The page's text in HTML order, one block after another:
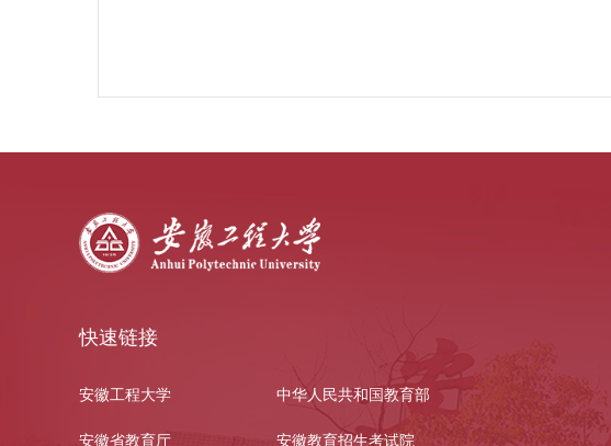
快速链接
安徽工程大学 中华人民共和国教育部
安徽省教育厅 安徽教育招生考试院